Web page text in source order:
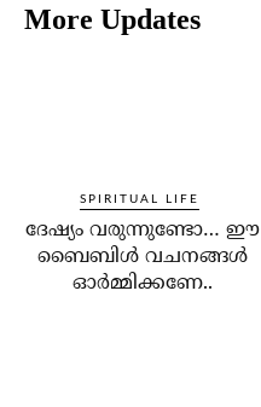
More Updates
SPIRITUAL LIFE
ദേഷ്യം വരുന്നുണ്ടോ… ഈ
ബൈബിള്‍ വചനങ്ങള്‍
ഓര്‍മ്മിക്കണേ..